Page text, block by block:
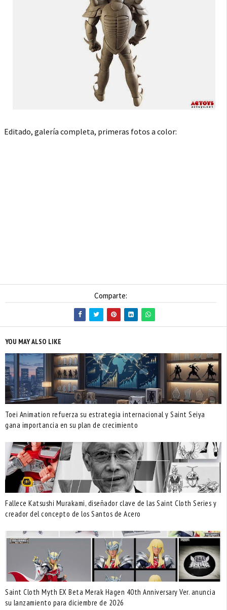
Editado, galería completa, primeras fotos a color:
Comparte:
YOU MAY ALSO LIKE
Toei Animation refuerza su estrategia internacional y Saint Seiya
gana importancia en su plan de crecimiento
Fallece Katsushi Murakami, diseñador clave de las Saint Cloth Series y
creador del concepto de los Santos de Acero
Saint Cloth Myth EX Beta Merak Hagen 40th Anniversary Ver. anuncia
su lanzamiento para diciembre de 2026